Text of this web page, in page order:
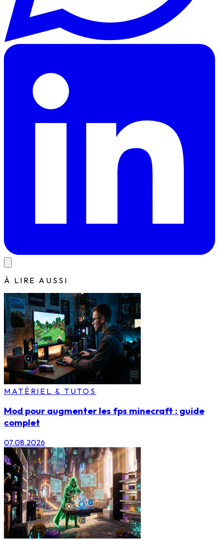
À LIRE AUSSI
MATÉRIEL & TUTOS
Mod pour augmenter les fps minecraft : guide
complet
07.08.2026